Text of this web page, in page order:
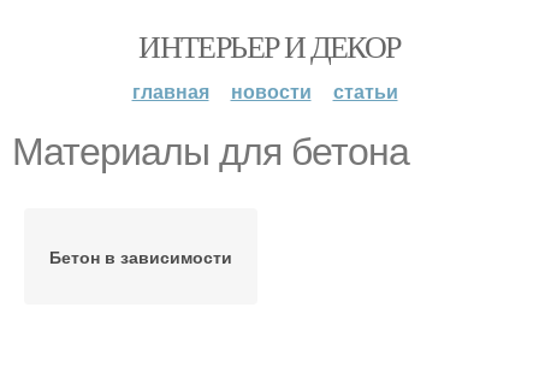
ИНТЕРЬЕР И ДЕКОР
главная новости статьи
Материалы для бетона
Бетон в зависимости